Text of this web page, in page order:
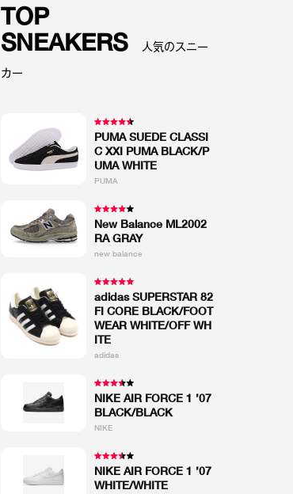
TOP
SNEAKERS
人気のスニー
カー
PUMA SUEDE CLASSI
C XXI PUMA BLACK/P
UMA WHITE
PUMA
New Balance ML2002
RA GRAY
new balance
adidas SUPERSTAR 82
FI CORE BLACK/FOOT
WEAR WHITE/OFF WH
ITE
adidas
NIKE AIR FORCE 1 ’07
BLACK/BLACK
NIKE
NIKE AIR FORCE 1 ’07
WHITE/WHITE